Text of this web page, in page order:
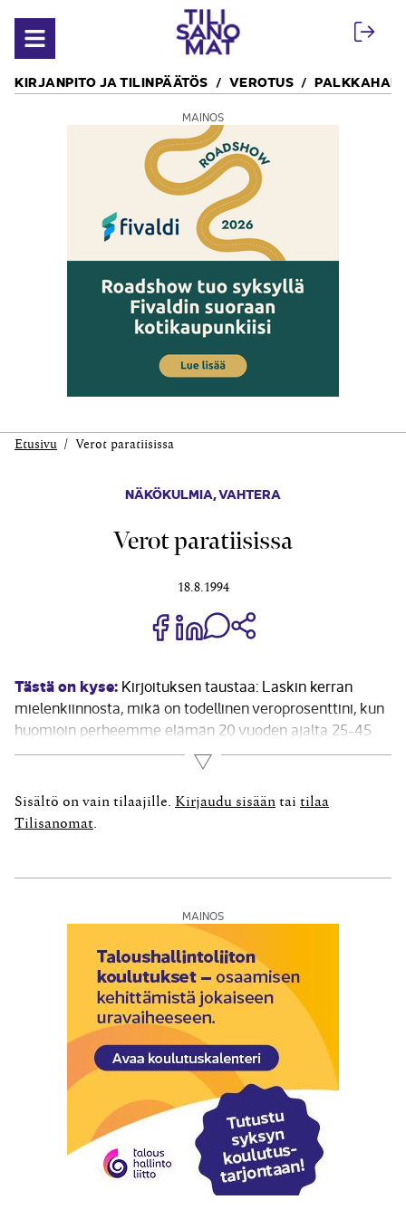
Avaa valikko
KIRJANPITO JA TILINPÄÄTÖS VEROTUS
MAINOS
Etusivu Verot paratiisissa
NÄKÖKULMIA,VAHTERA
Verot paratiisissa
18.8.1994
Jaa Share on Facebook
Jaa Share on LinkedIn
Jaa WhatsApp-viestinä
Tästä on kyse: Kirjoituksen taustaa: Laskin kerran
mielenkiinnosta, mikä on todellinen veroprosenttini, kun
huomioin perheemme elämän 20 vuoden ajalta 25-45
ikävuoden välillä. Yllätyin kun pääsin 75 prosenttiin
tuloista. Vuonna 1994 olin toukokuussa luennoimassa
Hollannin Antilleilla Curacaon saarilla Karibialla. Olin
tehnyt hienon multimediaesityksen Sibelius...
Lue lisää
Sisältö on vain tilaajille. Kirjaudu sisään tai tilaa
Tilisanomat
MAINOS